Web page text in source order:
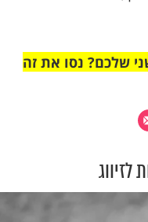
תמיף")
עשה למען
חנני
תפילה (יכון